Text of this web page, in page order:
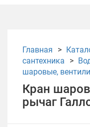
Главная
сантехника
шаровые, вентили
Кран
рычаг